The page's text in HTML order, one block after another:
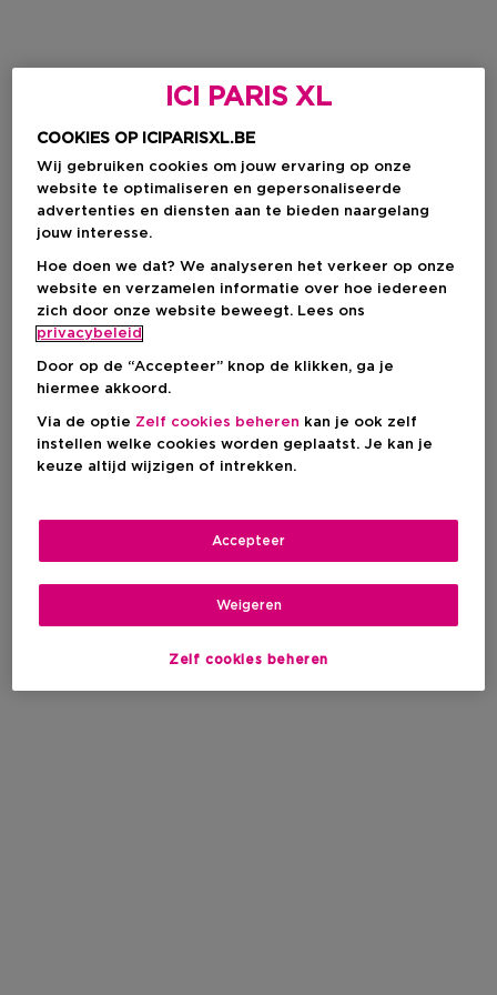
ICI PARIS XL
COOKIES OP ICIPARISXL.BE
Wij gebruiken cookies om jouw ervaring op onze
website te optimaliseren en gepersonaliseerde
advertenties en diensten aan te bieden naargelang
jouw interesse.
Hoe doen we dat? We analyseren het verkeer op onze
website en verzamelen informatie over hoe iedereen
zich door onze website beweegt. Lees ons
privacybeleid
Door op de “Accepteer” knop de klikken, ga je
hiermee akkoord.
Via de optie Zelf cookies beheren kan je ook zelf
instellen welke cookies worden geplaatst. Je kan je
keuze altijd wijzigen of intrekken.
Zelf cookies beheren
Weigeren
Accepteer